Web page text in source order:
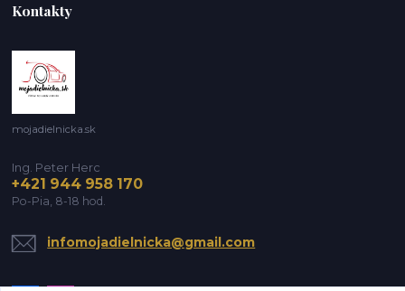
Kontakty
mojadielnicka.sk
Ing. Peter Herc
+421 944 958 170
Po-Pia, 8-18 hod.
infomojadielnicka@gmail.com